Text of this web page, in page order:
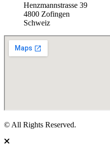
Henzmannstrasse 39
4800 Zofingen
Schweiz
© All Rights Reserved.